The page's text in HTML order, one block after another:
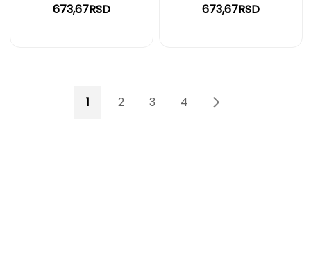
673,67RSD 673,67RSD
You're currently reading page
1 Page
2 Page
3 Page
4 Page
5Page
Sledeće